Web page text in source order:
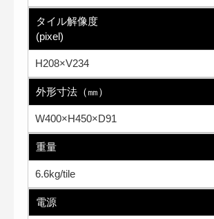
タイル解像度
(pixel)
H208×V234
外形寸法（㎜）
W400×H450×D91
重量
6.6kg/tile
電源